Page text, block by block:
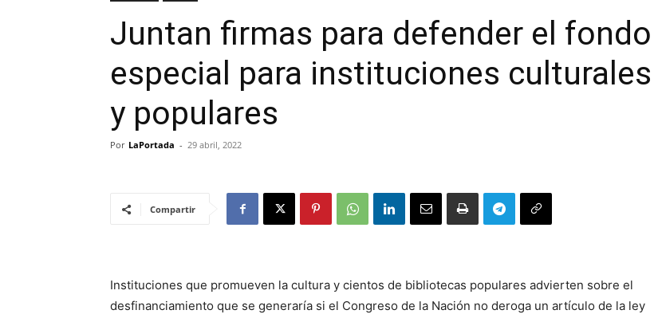
Juntan firmas para defender el fondo
especial para instituciones culturales
y populares
Por LaPortada - 29 abril, 2022
Compartir
Instituciones que promueven la cultura y cientos de bibliotecas populares advierten sobre el
desfinanciamiento que se generaría si el Congreso de la Nación no deroga un artículo de la ley